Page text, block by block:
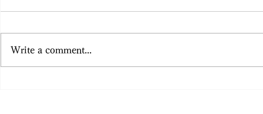
Write a comment...